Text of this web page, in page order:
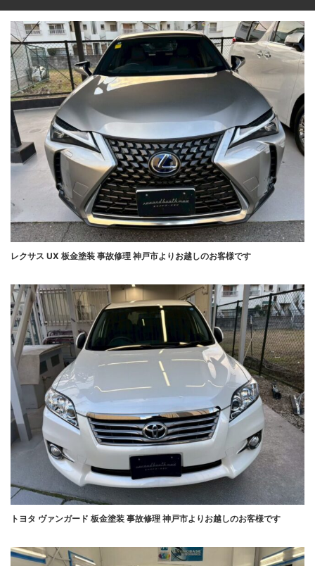
レクサス UX 板金塗装 事故修理 神戸市よりお越しのお客様です
トヨタ ヴァンガード 板金塗装 事故修理 神戸市よりお越しのお客様です